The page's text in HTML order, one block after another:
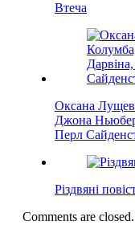
Втеча
Оксана
Джона
Перл
Рiздвянi
Comments are closed.